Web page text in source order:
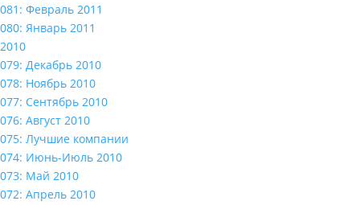
081: Февраль 2011
080: Январь 2011
2010
079: Декабрь 2010
078: Ноябрь 2010
077: Сентябрь 2010
076: Август 2010
075: Лучшие компании
074: Июнь-Июль 2010
073: Май 2010
072: Апрель 2010